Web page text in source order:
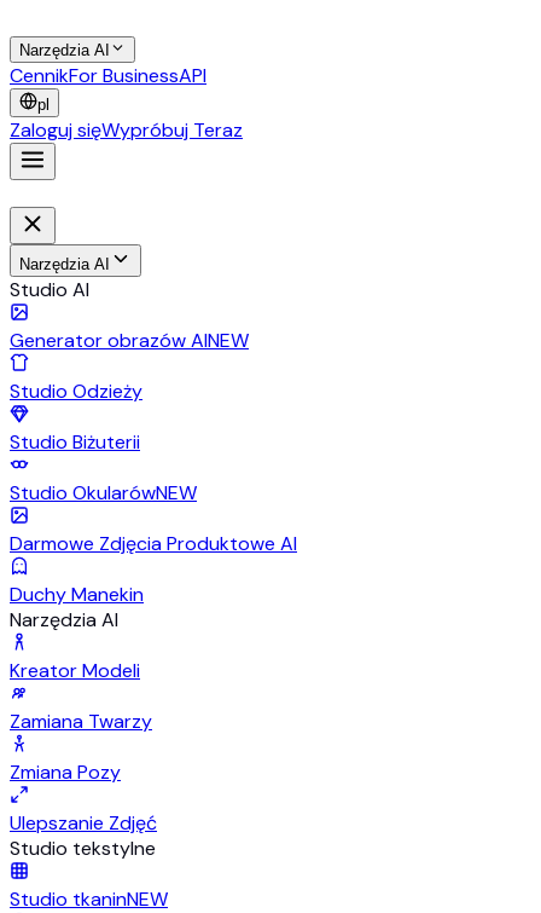
Narzędzia AI
CennikFor BusinessAPI
pl
Zaloguj sięWypróbuj Teraz
Narzędzia AI
Studio AI
Generator obrazów AINEW
Studio Odzieży
Studio Biżuterii
Studio OkularówNEW
Darmowe Zdjęcia Produktowe AI
Duchy Manekin
Narzędzia AI
Kreator Modeli
Zamiana Twarzy
Zmiana Pozy
Ulepszanie Zdjęć
Studio tekstylne
Studio tkaninNEW